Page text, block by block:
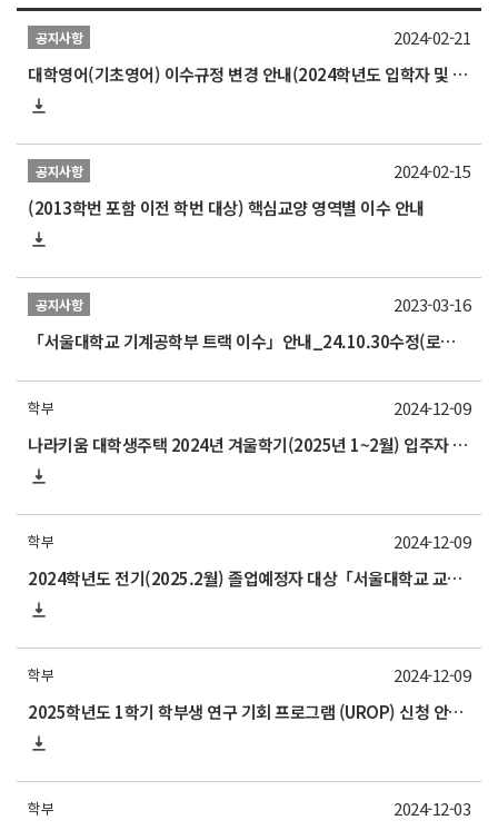
공지사항
대학영어(기초영어) 이수규정 변경 안내(2024학년도 입학자 및 2024학년도 1학기부터 적용)
2024-02-21
공지사항
(2013학번 포함 이전 학번 대상) 핵심교양 영역별 이수 안내
2024-02-15
공지사항
「서울대학교 기계공학부 트랙 이수」안내_24.10.30수정(로봇 비전 교과목 추가)
2023-03-16
학부
나라키움 대학생주택 2024년 겨울학기(2025년 1~2월) 입주자 모집 안내
2024-12-09
학부
2024학년도 전기(2025.2월) 졸업예정자 대상「서울대학교 교과인증과정」이수 신청 안내
2024-12-09
학부
2025학년도 1학기 학부생 연구 기회 프로그램 (UROP) 신청 안내(12/12 목요일까지)_신청 마감, 선발 일정 변경12.30
2024-12-09
학부 2024-12-03